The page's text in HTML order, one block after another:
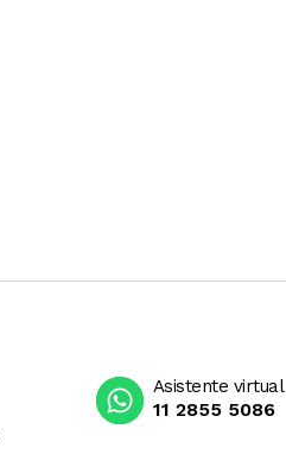
Asistente virtual
11 2855 5086